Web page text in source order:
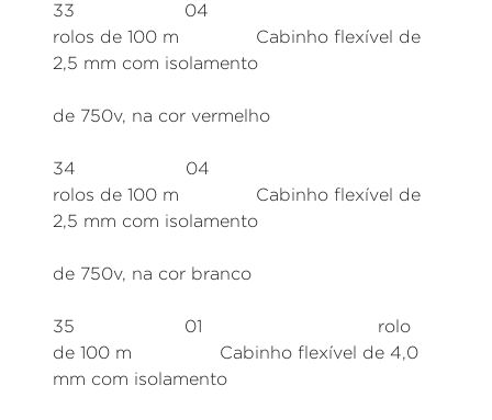
33 04
rolos de 100 m Cabinho flexível de
2,5 mm com isolamento
de 750v, na cor vermelho
34 04
rolos de 100 m Cabinho flexível de
2,5 mm com isolamento
de 750v, na cor branco
35 01 rolo
de 100 m Cabinho flexível de 4,0
mm com isolamento